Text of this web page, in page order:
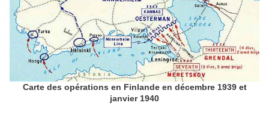
Carte des opérations en Finlande en décembre 1939 et
janvier 1940